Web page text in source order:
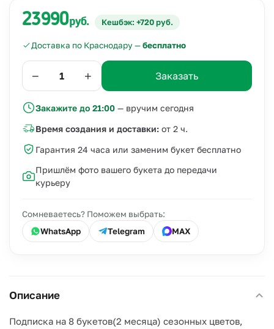
23990руб. Кешбэк: +720 руб.
Доставка по Краснодару —бесплатно
− + Заказать
Закажите до 21:00 — вручим сегодня
Время создания и доставки: от 2 ч.
Гарантия 24 часа или заменим букет бесплатно
Пришлём фото вашего букета до передачи
курьеру
Сомневаетесь? Поможем выбрать:
WhatsApp
Telegram MAX
Описание
Подписка на 8 букетов(2 месяца) сезонных цветов,